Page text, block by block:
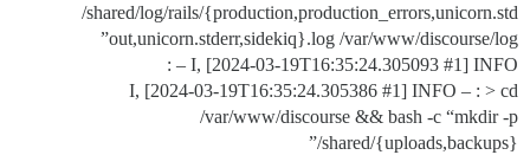
/shared/log/rails/{production,production_errors,unicorn.std
out,unicorn.stderr,sidekiq}.log /var/www/discourse/log”
I, [2024-03-19T16:35:24.305093 #1] INFO – :
I, [2024-03-19T16:35:24.305386 #1] INFO – : > cd
/var/www/discourse && bash -c “mkdir -p
/shared/{uploads,backups}”